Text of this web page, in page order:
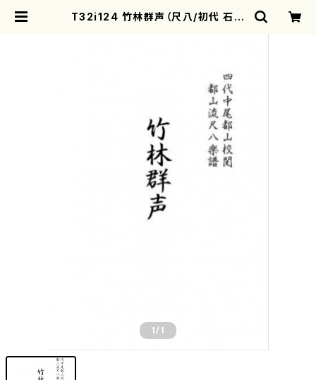
T32i124 竹林群声（尺八/初代 石垣
1 /1